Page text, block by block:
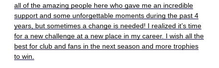
all of the amazing people here who gave me an incredible
support and some unforgettable moments during the past 4
years, but sometimes a change is needed! I realized it’s time
for a new challenge at a new place in my career. I wish all the
best for club and fans in the next season and more trophies
to win.